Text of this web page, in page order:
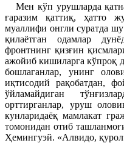
Мен кўп урушларда
ғаразим қаттиқ, ҳатто
муаллифи онгли суратда
қилаётган одамлар
фронтнинг қизғин
ажойиб кишиларга кўпроқ
бошлаганлар, унинг
иқтисодий рақобатдан,
ўйламайдиган
орттирганлар, уруш
кунларидаёқ мамлакат
томонидан отиб
Ҳемингуэй. «Алвидо,